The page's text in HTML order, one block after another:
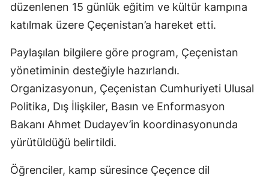
düzenlenen 15 günlük eğitim ve kültür kampına
katılmak üzere Çeçenistan’a hareket etti.
Paylaşılan bilgilere göre program, Çeçenistan
yönetiminin desteğiyle hazırlandı.
Organizasyonun, Çeçenistan Cumhuriyeti Ulusal
Politika, Dış İlişkiler, Basın ve Enformasyon
Bakanı Ahmet Dudayev’in koordinasyonunda
yürütüldüğü belirtildi.
Öğrenciler, kamp süresince Çeçence dil